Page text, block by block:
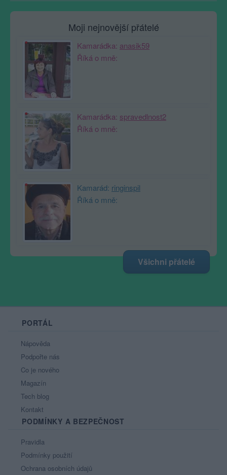
Moji nejnovější přátelé
Kamarádka: anasik59
Říká o mně:
Kamarádka: spravedlnost2
Říká o mně:
Kamarád: ringinspil
Říká o mně:
Všichni přátelé
PORTÁL
Nápověda
Podpořte nás
Co je nového
Magazín
Tech blog
Kontakt
PODMÍNKY A BEZPEČNOST
Pravidla
Podmínky použití
Ochrana osobních údajů